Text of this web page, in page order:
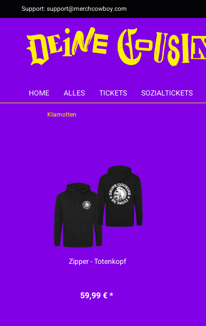
Support: support@merchcowboy.com
HOME ALLES TICKETS SOZIALTICKETS
Klamotten
Zipper - Totenkopf
59,99 € *